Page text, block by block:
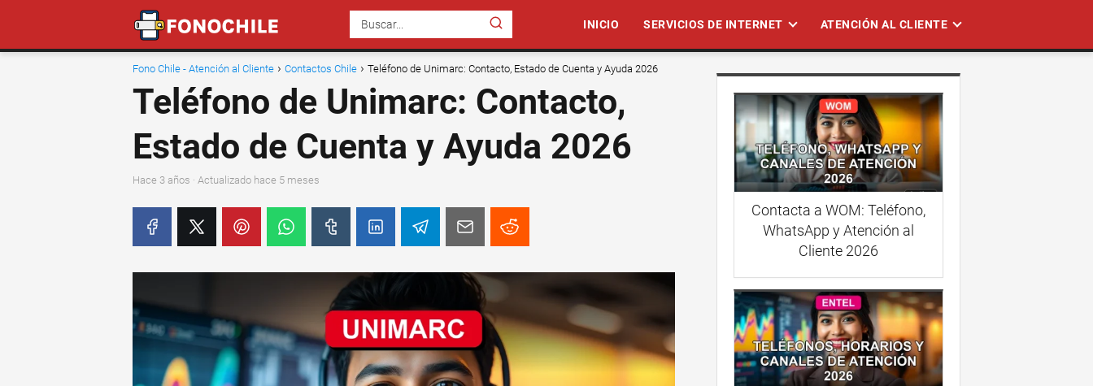
INICIO SERVICIOS DE INTERNET ATENCIÓN AL CLIENTE
Fono Chile - Atención al Cliente Contactos Chile Teléfono de Unimarc: Contacto, Estado de Cuenta y Ayuda 2026
Teléfono de Unimarc: Contacto,
Estado de Cuenta y Ayuda 2026
hace 3 años · Actualizado hace 5 meses
Contacta a WOM: Teléfono,
WhatsApp y Atención al
Cliente 2026